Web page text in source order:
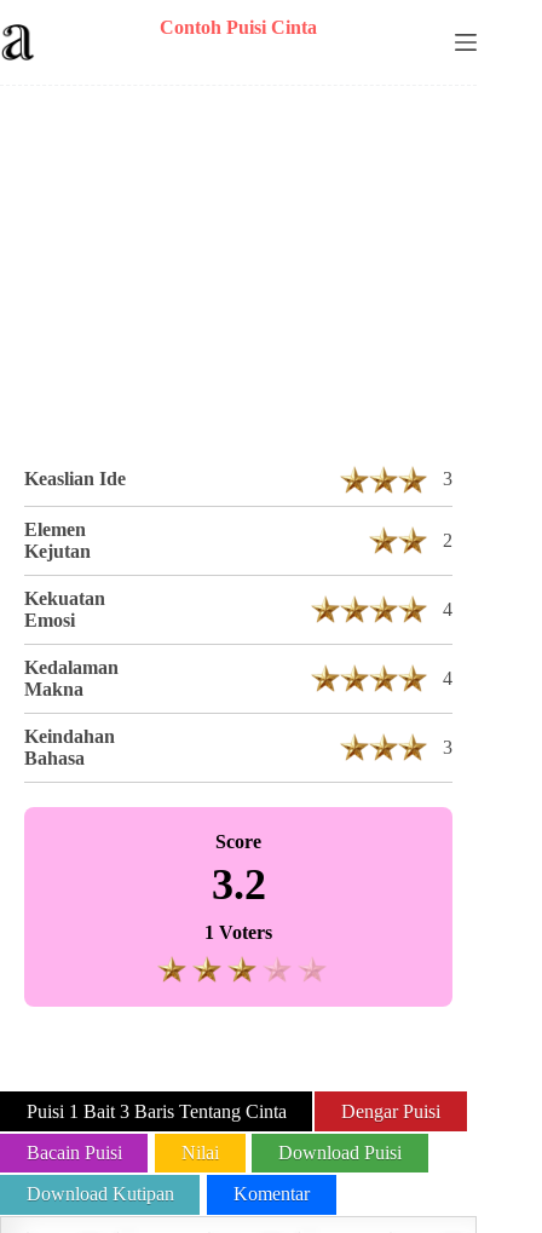
to
content
Contoh Puisi Cinta
Keaslian Ide 3
Elemen
Kejutan
2
Kekuatan
Emosi
4
Kedalaman
Makna
4
Keindahan
Bahasa
3
Score
3.2
1 Voters
Puisi 1 Bait 3 Baris Tentang Cinta Dengar Puisi
Bacain Puisi Nilai Download Puisi
Download Kutipan Komentar